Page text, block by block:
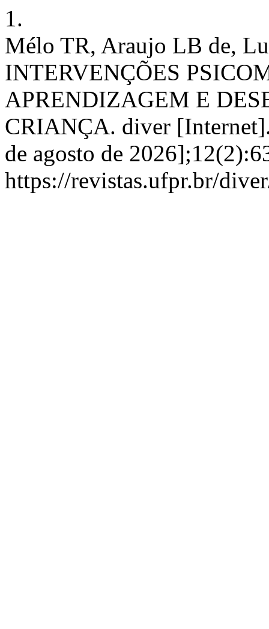
1.
Mélo TR, Araujo LB de,
INTERVENÇÕES
APRENDIZAGEM E
CRIANÇA. diver
de agosto de
https://revistas.ufpr.br/